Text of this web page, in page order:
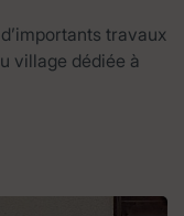
travaux
village dédiée à